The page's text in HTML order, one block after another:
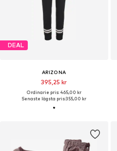
DEAL
ARIZONA
395,25 kr
Ordinarie pris: 465,00 kr
Senaste lägsta pris:355,00 kr